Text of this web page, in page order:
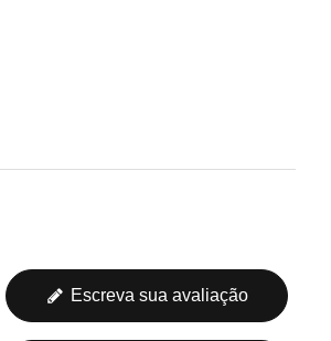
Escreva sua avaliação